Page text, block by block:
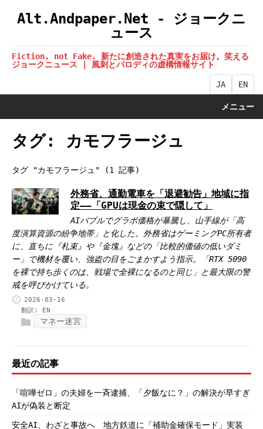
Alt.Andpaper.Net - ジョークニ
ュース
Fiction, not Fake. 新たに創造された真実をお届け。笑える
ジョークニュース | 風刺とパロディの虚構情報サイト
JA EN
メニュー
タグ: カモフラージュ
タグ "カモフラージュ" (1 記事)
外務省、通勤電車を「退避勧告」地域に指
定——「GPUは現金の束で隠して」
AIバブルでグラボ価格が暴騰し、山手線が「高
度演算資源の紛争地帯」と化した。外務省はゲーミングPC所有者
に、直ちに『札束』や『金塊』などの「比較的価値の低いダミ
ー」で機材を覆い、強盗の目をごまかすよう指示。「RTX 5090
を裸で持ち歩くのは、戦場で全裸になるのと同じ」と最大限の警
戒を呼びかけている。
2026-03-16
翻訳: EN
マネー迷宮
最近の記事
「喧嘩ゼロ」の夫婦を一斉逮捕、「夕飯なに？」の解決が早すぎ
AIが偽装と断定
安全AI、わざと事故へ 地方鉄道に「補助金確保モード」実装